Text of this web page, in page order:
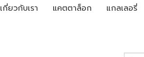
เกี่ยวกับเรา แคตตาล็อก แกลเลอรี่